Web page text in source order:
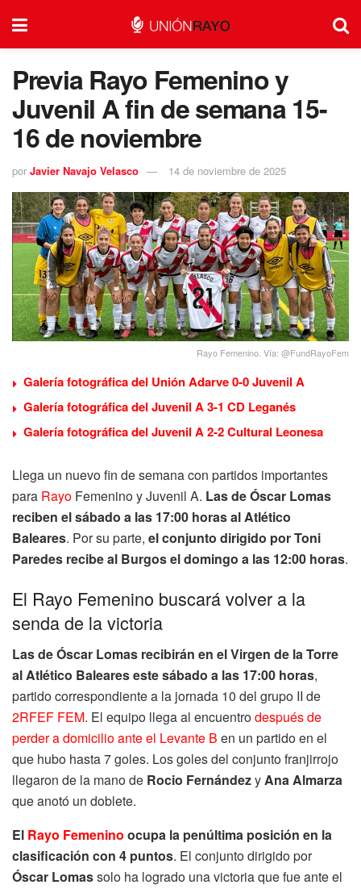
Previa Rayo Femenino y
Juvenil A fin de semana 15-
16 de noviembre
por Javier Navajo Velasco 14 de noviembre de 2025
Rayo Femenino. Vía: @FundRayoFem
Galería fotográfica del Unión Adarve 0-0 Juvenil A
Galería fotográfica del Juvenil A 3-1 CD Leganés
Galería fotográfica del Juvenil A 2-2 Cultural Leonesa
Llega un nuevo fin de semana con partidos importantes
para Rayo Femenino y Juvenil A. Las de Óscar Lomas
reciben el sábado a las 17:00 horas al Atlético
Baleares. Por su parte, el conjunto dirigido por Toni
Paredes recibe al Burgos el domingo a las 12:00 horas.
El Rayo Femenino buscará volver a la
senda de la victoria
Las de Óscar Lomas recibirán en el Virgen de la Torre
al Atlético Baleares este sábado a las 17:00 horas,
partido correspondiente a la jornada 10 del grupo II de
2RFEF FEM. El equipo llega al encuentrodespués de
perder a domicilio ante el Levante B en un partido en el
que hubo hasta 7 goles. Los goles del conjunto franjirrojo
llegaron de la mano de Rocio FernándezyAna Almarza
que anotó un doblete.
El Rayo Femenino ocupa la penúltima posición en la
clasificación con 4 puntos. El conjunto dirigido por
Óscar Lomassolo ha logrado una victoria que fue ante el